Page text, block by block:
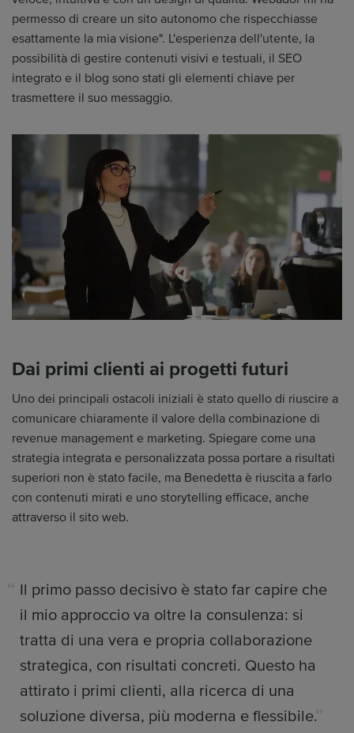
permesso di creare un sito autonomo che rispecchiasse
esattamente la mia visione". L'esperienza dell'utente, la
possibilità di gestire contenuti visivi e testuali, il SEO
integrato e il blog sono stati gli elementi chiave per
trasmettere il suo messaggio.
Dai primi clienti ai progetti futuri
Uno dei principali ostacoli iniziali è stato quello di riuscire a
comunicare chiaramente il valore della combinazione di
revenue management e marketing. Spiegare come una
strategia integrata e personalizzata possa portare a risultati
superiori non è stato facile, ma Benedetta è riuscita a farlo
con contenuti mirati e uno storytelling efficace, anche
attraverso il sito web.
Il primo passo decisivo è stato far capire che
il mio approccio va oltre la consulenza: si
tratta di una vera e propria collaborazione
strategica, con risultati concreti. Questo ha
attirato i primi clienti, alla ricerca di una
soluzione diversa, più moderna e flessibile.